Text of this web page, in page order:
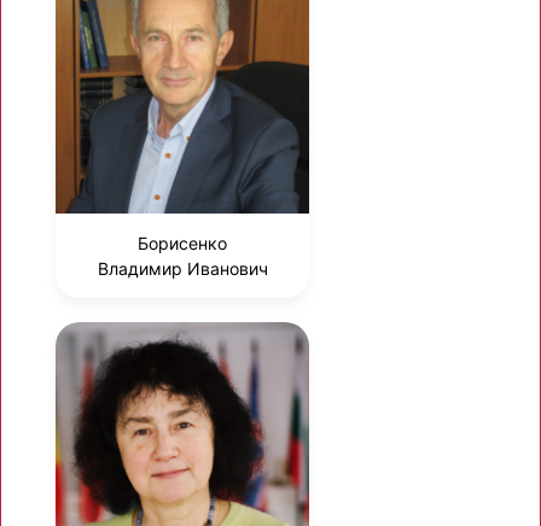
Борисенко
Владимир Иванович